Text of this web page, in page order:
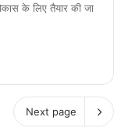
के लिए तैयार की जा
Next page